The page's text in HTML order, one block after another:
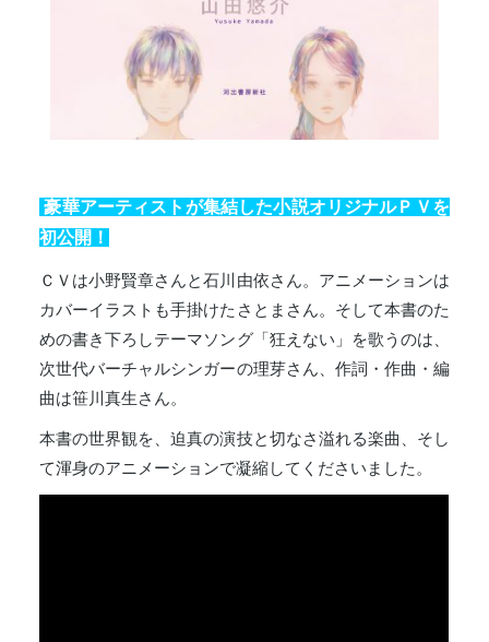
豪華アーティストが集結した小説オリジナルＰＶを
初公開！
ＣＶは小野賢章さんと石川由依さん。アニメーションは
カバーイラストも手掛けたさとまさん。そして本書のた
めの書き下ろしテーマソング「狂えない」を歌うのは、
次世代バーチャルシンガーの理芽さん、作詞・作曲・編
曲は笹川真生さん。
本書の世界観を、迫真の演技と切なさ溢れる楽曲、そし
て渾身のアニメーションで凝縮してくださいました。